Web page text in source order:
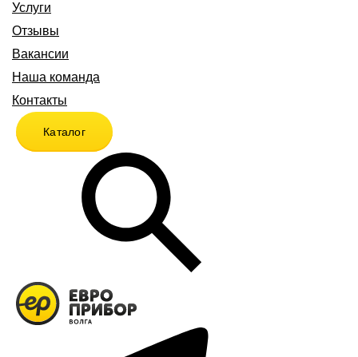
Услуги
Отзывы
Вакансии
Наша команда
Контакты
Каталог